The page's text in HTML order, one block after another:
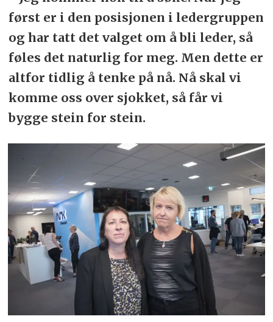
først er i den posisjonen i ledergruppen
og har tatt det valget om å bli leder, så
føles det naturlig for meg. Men dette er
altfor tidlig å tenke på nå. Nå skal vi
komme oss over sjokket, så får vi
bygge stein for stein.